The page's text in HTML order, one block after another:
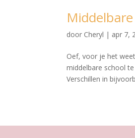
door Cheryl | apr 7,
Oef, voor je het
middelbare school
Verschillen in